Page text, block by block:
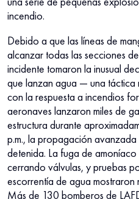
incendio.
Debido a que las líneas de
alcanzar todas las secciones
incidente tomaron la inusual
que lanzan agua — una táctica
con la respuesta a incendios
aeronaves lanzaron miles de
estructura durante
p.m., la propagación avanzada
detenida. La fuga de
cerrando válvulas, y pruebas
escorrentía de agua mostraron
Más de 130 bomberos de